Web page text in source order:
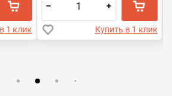
1 клик
– +
Купить в 1 клик